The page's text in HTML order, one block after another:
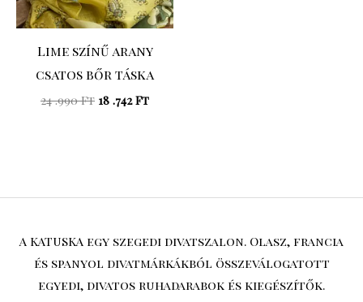
Lime színű arany
csatos bőr táska
24 .990Ft 18 .742Ft
A KATUSKA egy szegedi divatszalon. Olasz, francia
és spanyol divatmárkákból összeválogatott
egyedi, divatos ruhadarabok és kiegészítők.